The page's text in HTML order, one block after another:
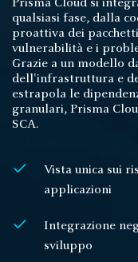
Prisma Cloud si
qualsiasi fase, dalla
proattiva dei
vulnerabilità e i
Grazie a un modello
dell'infrastruttura e
estrapola le
granulari, Prisma
SCA.
Vista unica sui
applicazioni
Integrazione
sviluppo